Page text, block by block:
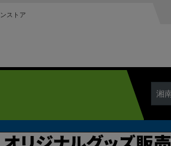
ストア
湘